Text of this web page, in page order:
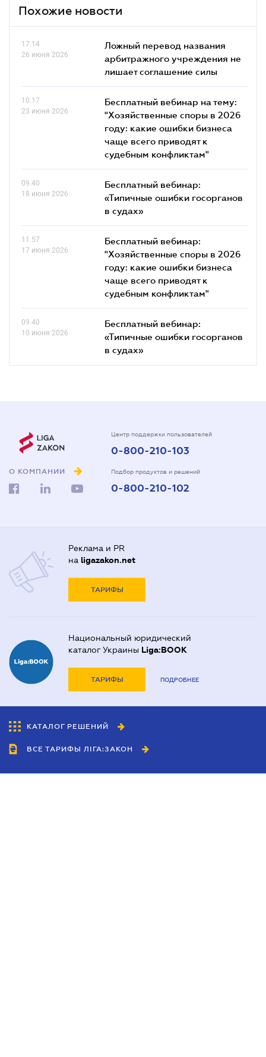
Похожие новости
17.14
26 июня 2026
Ложный перевод названия
арбитражного учреждения не
лишает соглашение силы
10.17
23 июня 2026
Бесплатный вебинар на тему:
"Хозяйственные споры в 2026
году: какие ошибки бизнеса
чаще всего приводят к
судебным конфликтам"
09.40
18 июня 2026
Бесплатный вебинар:
«Типичные ошибки госорганов
в судах»
11.57
17 июня 2026
Бесплатный вебинар:
"Хозяйственные споры в 2026
году: какие ошибки бизнеса
чаще всего приводят к
судебным конфликтам"
09.40
10 июня 2026
Бесплатный вебинар:
«Типичные ошибки госорганов
в судах»
О КОМПАНИИ
Центр поддержки пользователей
0-800-210-103
Подбор продуктов и решений
0-800-210-102
Реклама и PR
на ligazakon.net
ТАРИФЫ
Национальный юридический
каталог Украины Liga:BOOK
ТАРИФЫ ПОДРОБНЕЕ
КАТАЛОГ РЕШЕНИЙ
ВСЕ ТАРИФЫ ЛІГА:ЗАКОН